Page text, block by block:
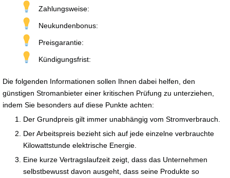
Zahlungsweise:
Neukundenbonus:
Preisgarantie:
Kündigungsfrist:
Die folgenden Informationen sollen Ihnen dabei helfen, den
günstigen Stromanbieter einer kritischen Prüfung zu unterziehen,
indem Sie besonders auf diese Punkte achten:
Der Grundpreis gilt immer unabhängig vom Stromverbrauch.
Der Arbeitspreis bezieht sich auf jede einzelne verbrauchte
Kilowattstunde elektrische Energie.
Eine kurze Vertragslaufzeit zeigt, dass das Unternehmen
selbstbewusst davon ausgeht, dass seine Produkte so